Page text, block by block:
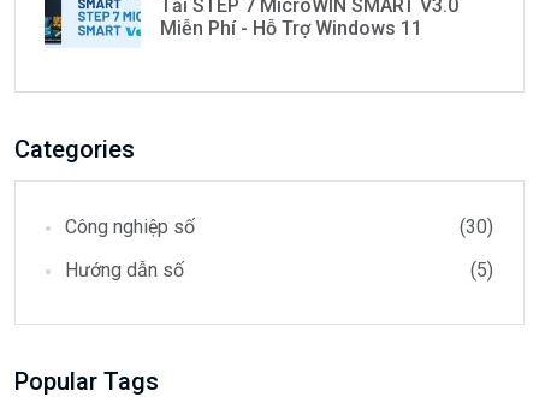
Tải STEP 7 MicroWIN SMART V3.0
Miễn Phí - Hỗ Trợ Windows 11
Categories
Công nghiệp số
(30)
Hướng dẫn số
(5)
Popular Tags